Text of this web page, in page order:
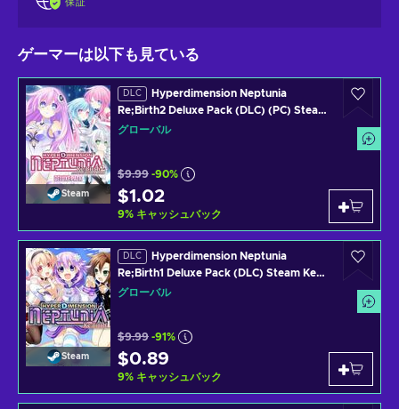
ゲーマーは以下も見ている
Steam
DLC
Hyperdimension Neptunia
Re;Birth2 Deluxe Pack (DLC) (PC) Steam
Key GLOBAL
グローバル
$9.99 -90%
$1.02
9% キャッシュバック
Steam
DLC
Hyperdimension Neptunia
Re;Birth1 Deluxe Pack (DLC) Steam Key
GLOBAL
グローバル
$9.99 -91%
$0.89
9% キャッシュバック